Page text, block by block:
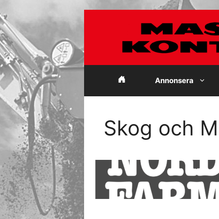
till
innehåll
Annonsera
Skog och